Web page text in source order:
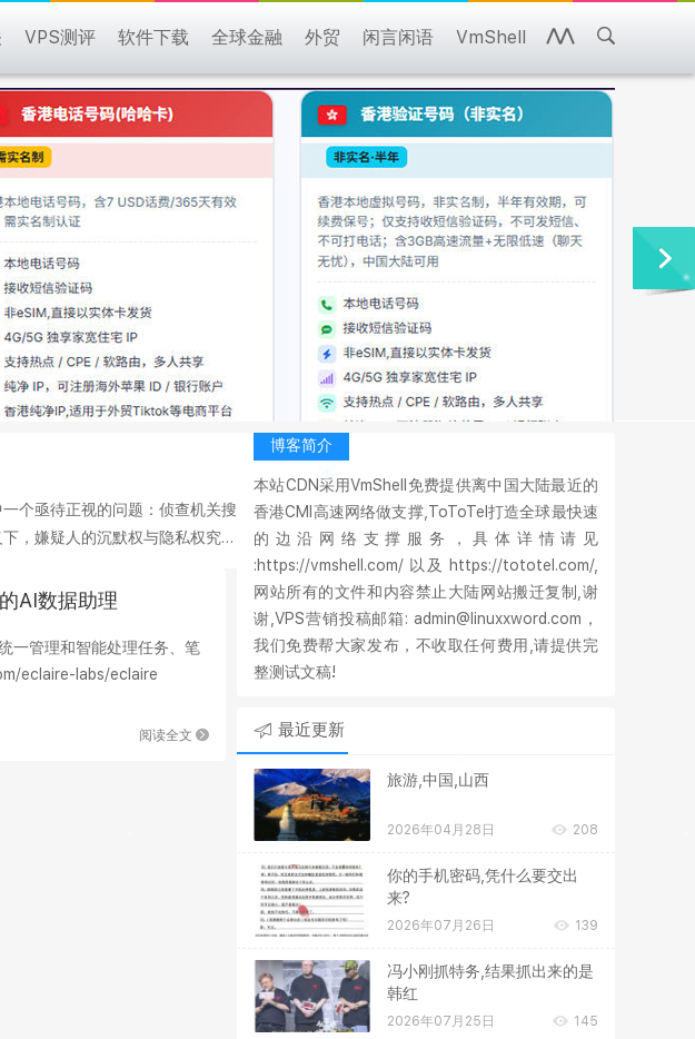
VPS测评 软件下载 全球金融 外贸 闲言闲语 VmShell
个亟待正视的问题：侦查机关搜
，嫌疑人的沉默权与隐私权究竟
AI数据助理
一管理和智能处理任务、笔
阅读全文
博客简介
本站CDN采用VmShell免费提供离中国大陆最近的
香港CMI高速网络做支撑,ToToTel打造全球最快速
的边沿网络支撑服务，具体详情请见
:https://vmshell.com/ 以及 https://tototel.com/,
网站所有的文件和内容禁止大陆网站搬迁复制,谢
谢,VPS营销投稿邮箱: admin@linuxxword.com，
我们免费帮大家发布，不收取任何费用,请提供完
整测试文稿!
最近更新
旅游,中国,山西
2026年04月28日 208
你的手机密码,凭什么要交出
来?
2026年07月26日 139
冯小刚抓特务,结果抓出来的是
韩红
2026年07月25日 145